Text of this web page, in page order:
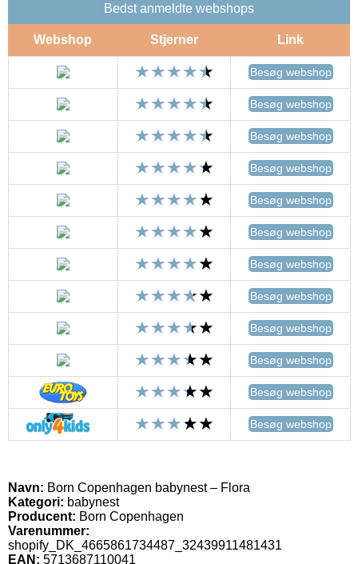
Bedst anmeldte webshops
Webshop Stjerner Link
Besøg webshop
Besøg webshop
Besøg webshop
Besøg webshop
Besøg webshop
Besøg webshop
Besøg webshop
Besøg webshop
Besøg webshop
Besøg webshop
Besøg webshop
Besøg webshop
Navn: Born Copenhagen babynest – Flora
Kategori: babynest
Producent: Born Copenhagen
Varenummer:
shopify_DK_4665861734487_32439911481431
EAN: 5713687110041